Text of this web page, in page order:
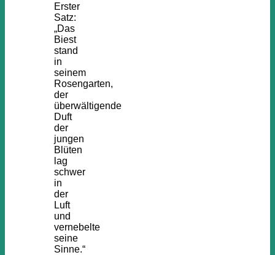
Erster
Satz:
„Das
Biest
stand
in
seinem
Rosengarten,
der
überwältigende
Duft
der
jungen
Blüten
lag
schwer
in
der
Luft
und
vernebelte
seine
Sinne.“